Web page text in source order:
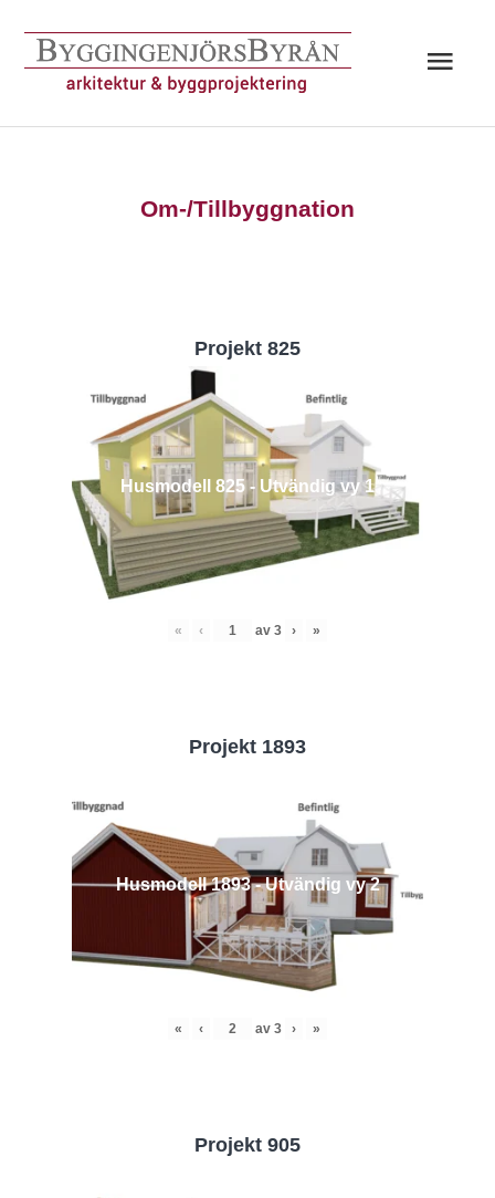
innehåll
Om-/Tillbyggnation
Projekt 825
Husmodell 825 - Utvändig vy 1
« ‹ av 3 › »
Projekt 1893
Husmodell 1893 - Utvändig vy 2
« ‹ av 3 › »
Projekt 905